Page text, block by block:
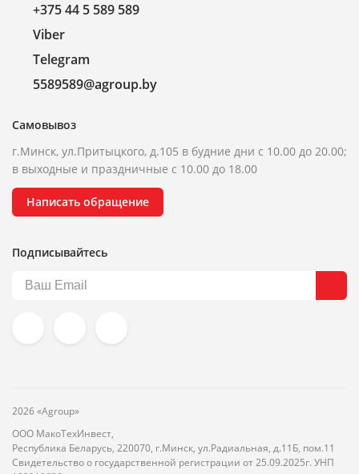
+375 44 5 589 589
Viber
Telegram
5589589@agroup.by
Самовывоз
г.Минск, ул.Притыцкого, д.105 в будние дни с 10.00 до 20.00;
в выходные и праздничные с 10.00 до 18.00
Написать обращение
Подписывайтесь
2026 «Agroup»
ООО МакоТехИнвест,
Республика Беларусь, 220070, г.Минск, ул.Радиальная, д.11Б, пом.11
Свидетельство о государственной регистрации от 25.09.2025г. УНП